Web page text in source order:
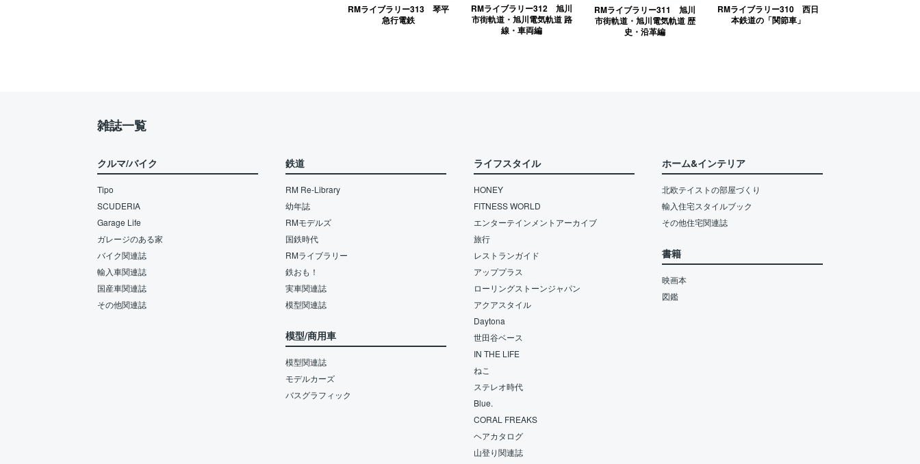
RMライブラリー313 琴平
急行電鉄
RMライブラリー312 旭川
市街軌道・旭川電気軌道 路
線・車両編
RMライブラリー311 旭川
市街軌道・旭川電気軌道 歴
史・沿革編
RMライブラリー310 西日
本鉄道の「関節車」
雑誌一覧
クルマ/バイク
Tipo
SCUDERIA
Garage Life
ガレージのある家
バイク関連誌
輸入車関連誌
国産車関連誌
その他関連誌
鉄道
RM Re-Library
幼年誌
RMモデルズ
国鉄時代
RMライブラリー
鉄おも！
実車関連誌
模型関連誌
模型/商用車
模型関連誌
モデルカーズ
バスグラフィック
ライフスタイル
HONEY
FITNESS WORLD
エンターテインメントアーカイブ
旅行
レストランガイド
アッププラス
ローリングストーンジャパン
アクアスタイル
Daytona
世田谷ベース
IN THE LIFE
ねこ
ステレオ時代
Blue.
CORAL FREAKS
ヘアカタログ
山登り関連誌
ホーム&インテリア
北欧テイストの部屋づくり
輸入住宅スタイルブック
その他住宅関連誌
書籍
映画本
図鑑